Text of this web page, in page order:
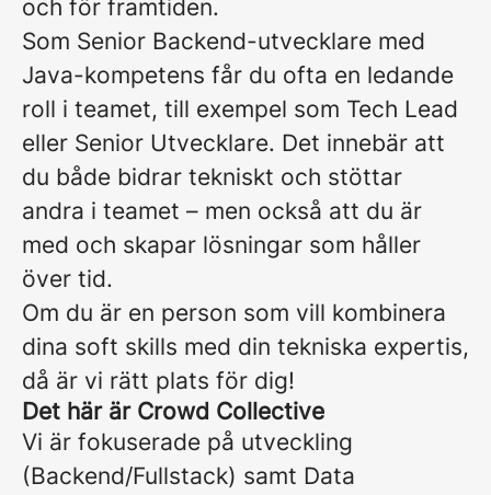
och för framtiden.
Som Senior Backend-utvecklare med
Java-kompetens får du ofta en ledande
roll i teamet, till exempel som Tech Lead
eller Senior Utvecklare. Det innebär att
du både bidrar tekniskt och stöttar
andra i teamet – men också att du är
med och skapar lösningar som håller
över tid.
Om du är en person som vill kombinera
dina soft skills med din tekniska expertis,
då är vi rätt plats för dig!
Det här är Crowd Collective
Vi är fokuserade på utveckling
(Backend/Fullstack) samt Data